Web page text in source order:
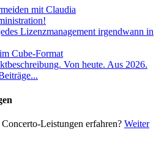
mit Claudia
Lizenzmanagement irgendwann in
Cube-Format
Von heute. Aus 2026.
Leistungen erfahren? Weiter